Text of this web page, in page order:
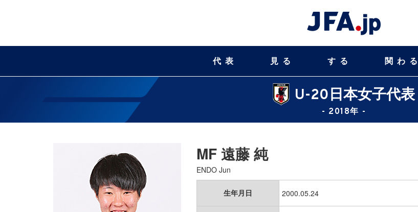
代表 見る する 関わる
U-20日本女子代表
- 2018年 -
MF遠藤 純
ENDO Jun
生年月日 2000.05.24